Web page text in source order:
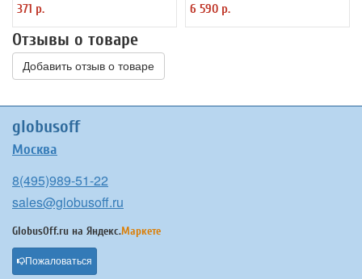
правшей
371 р. 6 590 р.
Отзывы о товаре
Добавить отзыв о товаре
globusoff
Москва
8(495)989-51-22
sales@globusoff.ru
GlobusOff.ru на Яндекс.Маркете
Пожаловаться